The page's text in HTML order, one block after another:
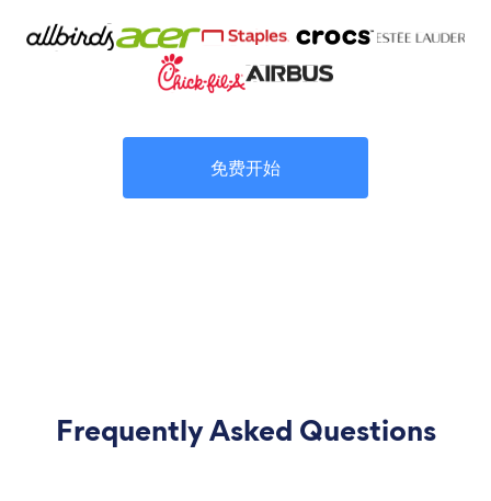
免费开始
Frequently Asked Questions